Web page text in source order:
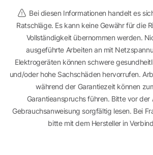
Bei diesen Informationen handelt es
Ratschläge. Es kann keine Gewähr für die
Vollständigkeit übernommen werden.
ausgeführte Arbeiten an mit
Elektrogeräten können schwere
und/oder hohe Sachschäden hervorrufen.
während der Garantiezeit können
Garantieanspruchs führen. Bitte vor der
Gebrauchsanweisung sorgfältig lesen. Bei
bitte mit dem Hersteller in